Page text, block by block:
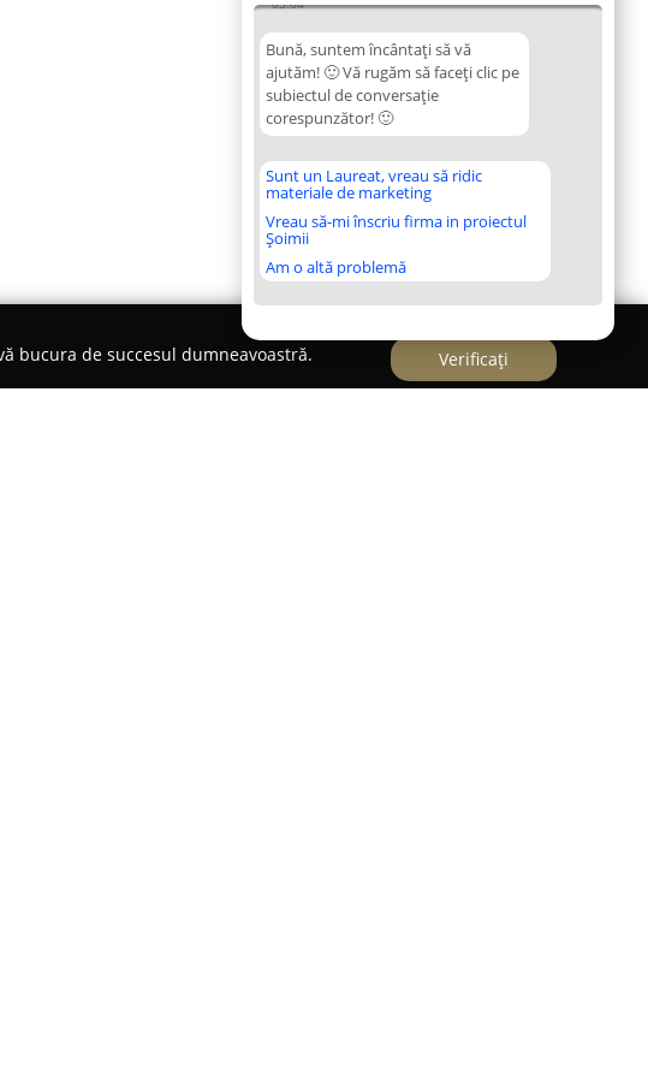
03:04
Bună, suntem încântați să vă
ajutăm! 🙂 Vă rugăm să faceți clic pe
subiectul de conversație
corespunzător! 🙂
Sunt un Laureat, vreau să ridic
materiale de marketing
Vreau să-mi înscriu firma in proiectul
Șoimii
Am o altă problemă
bucura de succesul dumneavoastră.
Verificați